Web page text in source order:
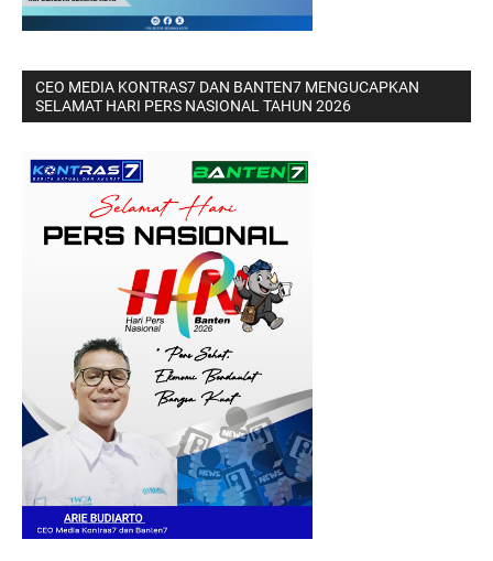
CEO MEDIA KONTRAS7 DAN BANTEN7 MENGUCAPKAN
SELAMAT HARI PERS NASIONAL TAHUN 2026